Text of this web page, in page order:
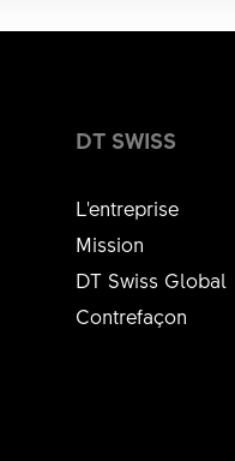
DT SWISS
L'entreprise
Mission
DT Swiss Global
Contrefaçon